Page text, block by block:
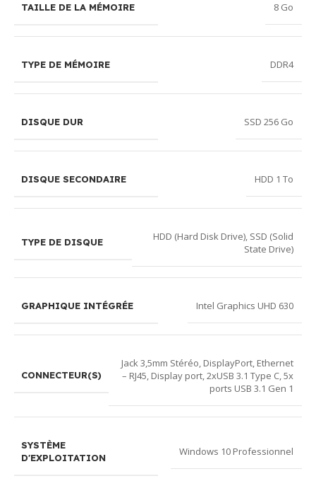
TAILLE DE LA MÉMOIRE 8 Go
TYPE DE MÉMOIRE DDR4
DISQUE DUR SSD 256 Go
DISQUE SECONDAIRE HDD 1 To
TYPE DE DISQUE HDD (Hard Disk Drive), SSD (Solid
State Drive)
GRAPHIQUE INTÉGRÉE Intel Graphics UHD 630
CONNECTEUR(S)
Jack 3,5mm Stéréo, DisplayPort, Ethernet
– RJ45, Display port, 2xUSB 3.1 Type C, 5x
ports USB 3.1 Gen 1
SYSTÈME
D'EXPLOITATION
Windows 10 Professionnel